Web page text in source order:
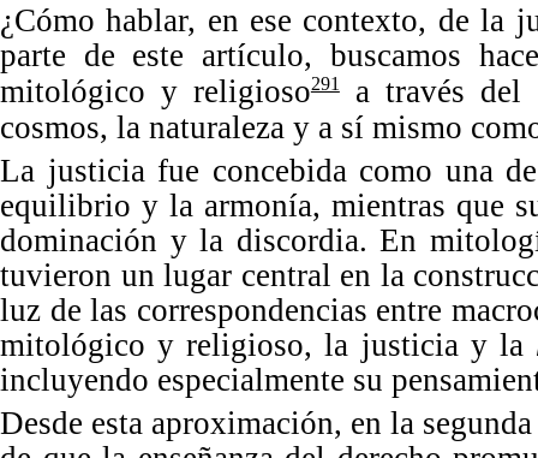
¿Cómo hablar, en ese contexto, de la
parte de este artículo, buscamos
mitológico y religioso291a través del
cosmos, la naturaleza y a sí mismo
La justicia fue concebida como una
equilibrio y la armonía, mientras que
dominación y la discordia. En
tuvieron un lugar central en la
luz de las correspondencias entre
mitológico y religioso, la justicia y la
incluyendo especialmente su
Desde esta aproximación, en la